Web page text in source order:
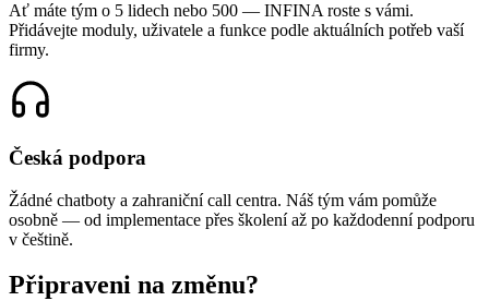
Ať máte tým o 5 lidech nebo 500 — INFINA roste s vámi.
Přidávejte moduly, uživatele a funkce podle aktuálních potřeb vaší
firmy.
Česká podpora
Žádné chatboty a zahraniční call centra. Náš tým vám pomůže
osobně — od implementace přes školení až po každodenní podporu
v češtině.
Připraveni na změnu?